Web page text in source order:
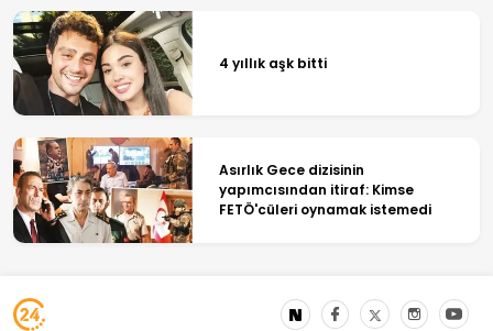
4 yıllık aşk bitti
Asırlık Gece dizisinin
yapımcısından itiraf: Kimse
FETÖ'cüleri oynamak istemedi